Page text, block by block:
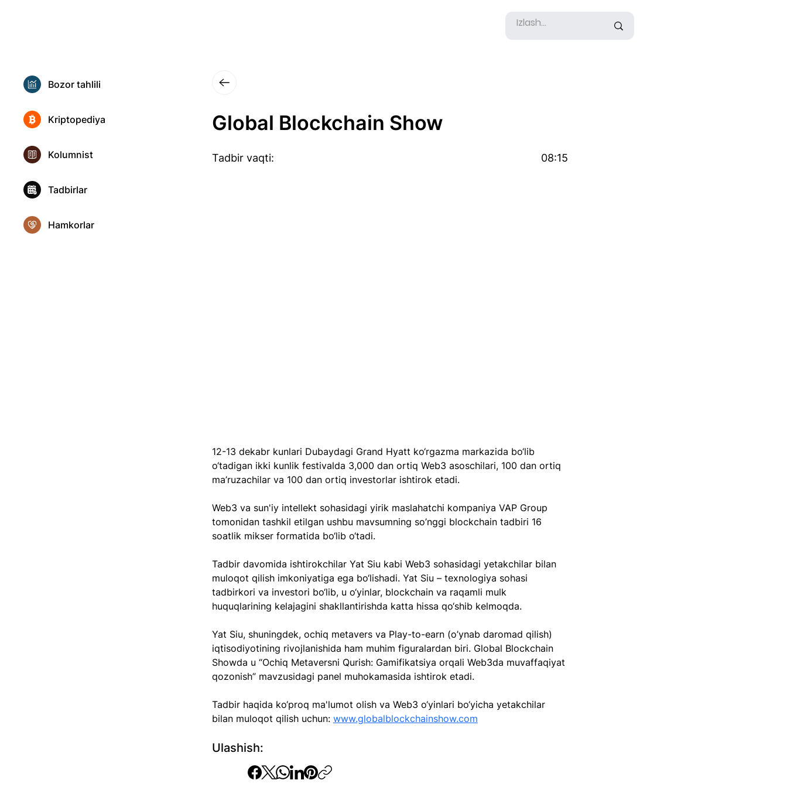
Global Blockchain Show
Tadbir vaqti: 08:15
12-13 dekabr kunlari Dubaydagi Grand Hyatt ko‘rgazma markazida bo‘lib
o‘tadigan ikki kunlik festivalda 3,000 dan ortiq Web3 asoschilari, 100 dan ortiq
ma’ruzachilar va 100 dan ortiq investorlar ishtirok etadi.
Web3 va sun'iy intellekt sohasidagi yirik maslahatchi kompaniya VAP Group
tomonidan tashkil etilgan ushbu mavsumning so’nggi blockchain tadbiri 16
soatlik mikser formatida bo‘lib o‘tadi.
Tadbir davomida ishtirokchilar Yat Siu kabi Web3 sohasidagi yetakchilar bilan
muloqot qilish imkoniyatiga ega bo‘lishadi. Yat Siu – texnologiya sohasi
tadbirkori va investori bo‘lib, u o‘yinlar, blockchain va raqamli mulk
huquqlarining kelajagini shakllantirishda katta hissa qo‘shib kelmoqda.
Yat Siu, shuningdek, ochiq metavers va Play-to-earn (o’ynab daromad qilish)
iqtisodiyotining rivojlanishida ham muhim figuralardan biri. Global Blockchain
Showda u “Ochiq Metaversni Qurish: Gamifikatsiya orqali Web3da muvaffaqiyat
qozonish” mavzusidagi panel muhokamasida ishtirok etadi.
Tadbir haqida ko‘proq ma'lumot olish va Web3 o‘yinlari bo‘yicha yetakchilar
bilan muloqot qilish uchun: www.globalblockchainshow.com
Ulashish:
Kriptopediya
Hamkorlar
Kolumnist
Tadbirlar
Bozor tahlili